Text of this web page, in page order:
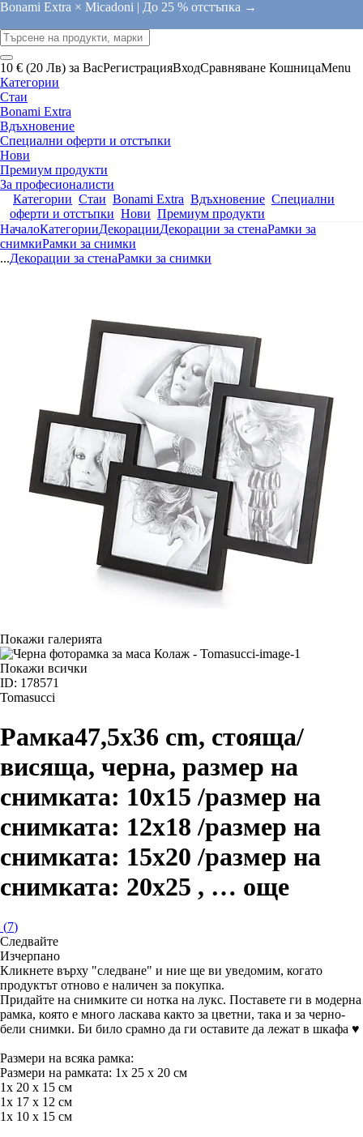
Bonami Extra × Micadoni | До 25 % отстъпка →
10 € (20 Лв) за ВасРегистрацияВходСравняване КошницаMenu
Категории
Стаи
Bonami Extra
Вдъхновение
Специални оферти и отстъпки
Нови
Премиум продукти
За професионалисти
Категории Стаи Bonami Extra Вдъхновение Специални
оферти и отстъпки Нови Премиум продукти
НачалоКатегорииДекорацииДекорации за стенаРамки за
снимкиРамки за снимки
...Декорации за стенаРамки за снимки
Покажи галерията
Покажи всички
ID: 178571
Tomasucci
Рамка47,5x36 cm, стояща/
висяща, черна, размер на
снимката: 10x15 /размер на
снимката: 12x18 /размер на
снимката: 15x20 /размер на
снимката: 20x25 , … още
(7)
Следвайте
Изчерпанo
Кликнете върху "следване" и ние ще ви уведомим, когато
продуктът отново е наличен за покупка.
Придайте на снимките си нотка на лукс. Поставете ги в модерна
рамка, която е много ласкава както за цветни, така и за черно-
бели снимки. Би било срамно да ги оставите да лежат в шкафа ♥
Размери на всяка рамка:
Размери на рамката: 1x 25 x 20 см
1x 20 x 15 см
1x 17 x 12 см
1x 10 x 15 см